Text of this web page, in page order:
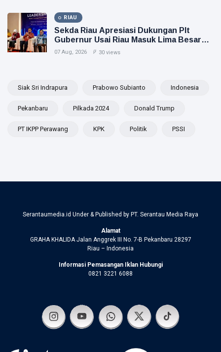
RIAU
Sekda Riau Apresiasi Dukungan Plt
Gubernur Usai Riau Masuk Lima Besar
ADLG Awards 2026
07 Aug, 2026 30 views
Siak Sri Indrapura Prabowo Subianto Indonesia
Pekanbaru Pilkada 2024 Donald Trump
PT IKPP Perawang KPK Politik PSSI
Serantaumedia.id Under & Published by PT. Serantau Media Raya
Alamat
GRAHA KHALIDA Jalan Anggrek III No. 7-B Pekanbaru 28297
Riau – Indonesia
Informasi Pemasangan Iklan Hubungi
0821 3221 6088